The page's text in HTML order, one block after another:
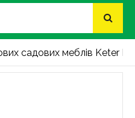
садових меблів Keter